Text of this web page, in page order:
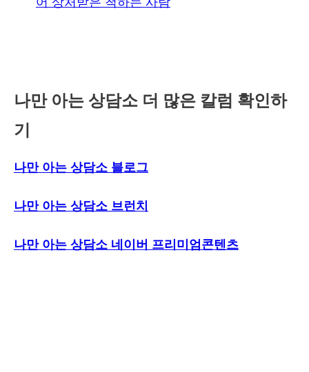
나만 아는 상담소 더 많은 칼럼 확인하
기
나만 아는 상담소 블로그
나만 아는 상담소 브런치
나만 아는 상담소 네이버 프리미엄콘텐츠